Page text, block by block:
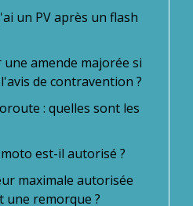
un PV après un flash
amende majorée si
de contravention ?
: quelles sont les
est-il autorisé ?
maximale autorisée
remorque ?